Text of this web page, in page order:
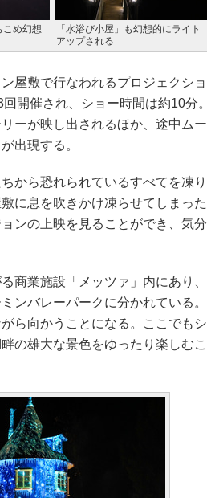
こめ幻想
「水浴び小屋」も幻想的にライト
アップされる
屋敷で行なわれるプロジェクショ
開催され、ショー時間は約10分。
ーが映し出されるほか、途中ムー
出現する。
から恐れられているすべてを凍り
に息を吹きかけ凍らせてしまった
ンの上映を見ることができ、気分
商業施設「メッツァ」内にあり、
ンバレーパークに分かれている。
ら向かうことになる。ここでもシ
の雄大な景色をゆったり楽しむこ